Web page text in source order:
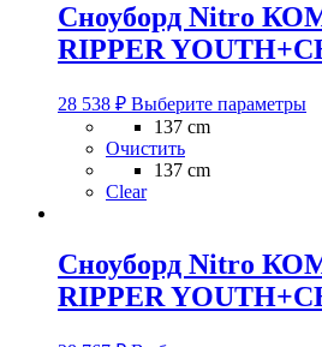
Сноуборд Nitro
RIPPER
28 538 ₽ Выберите параметры
137 cm
Очистить
137 cm
Clear
Сноуборд Nitro
RIPPER